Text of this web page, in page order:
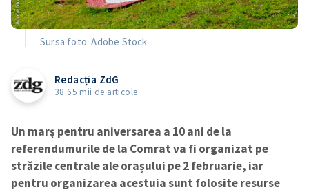
Sursa foto: Adobe Stock
Redacția ZdG
38.65 mii de articole
Un marș pentru aniversarea a 10 ani de la
referendumurile de la Comrat va fi organizat pe
străzile centrale ale orașului pe 2 februarie, iar
pentru organizarea acestuia sunt folosite resurse